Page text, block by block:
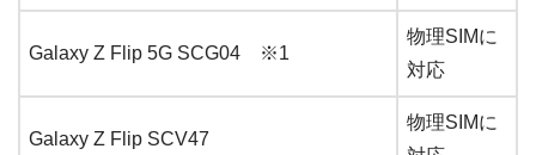
Galaxy Z Flip 5G SCG04 ※1
物理SIMに
対応
Galaxy Z Flip SCV47
物理SIMに